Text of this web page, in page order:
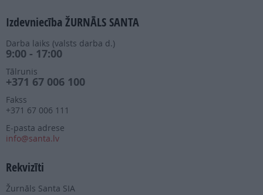
Izdevniecība ŽURNĀLS SANTA
Darba laiks (valsts darba d.)
9:00 - 17:00
Tālrunis
+371 67 006 100
Fakss
+371 67 006 111
E-pasta adrese
info@santa.lv
Rekvizīti
Žurnāls Santa SIA